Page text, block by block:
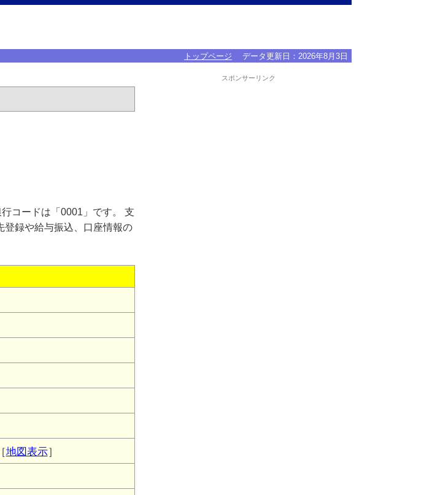
トップページ データ更新日： 2026年8月3日
コードは「0001」です。 支
登録や給与振込、口座情報の
地図表示］
スポンサーリンク